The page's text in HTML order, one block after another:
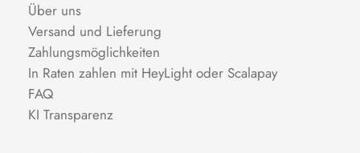
Über uns
Versand und Lieferung
Zahlungsmöglichkeiten
In Raten zahlen mit HeyLight oder Scalapay
FAQ
KI Transparenz